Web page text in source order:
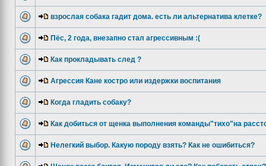
взрослая собака гадит дома. есть ли альтернатива клетке?
Пёс, 2 года, внезапно стал агрессивным :(
Как прокладывать след ?
Агрессия Кане костро или издержки воспитания
Когда гладить собаку?
Как добиться от щенка выполнения команды"тихо"на
Нелегкий выбор. Какую породу взять? Как не ошибиться?